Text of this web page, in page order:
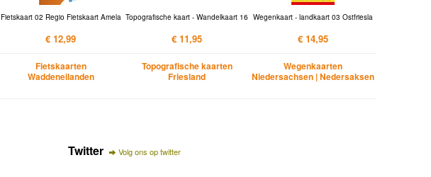
Fietskaart 02 Regio Fietskaart Amela
€ 12,99
Fietskaarten
Waddeneilanden
Topografische kaart - Wandelkaart 16
€ 11,95
Topografische kaarten
Friesland
Wegenkaart - landkaart 03 Ostfriesla
€ 14,95
Wegenkaarten
Niedersachsen | Nedersaksen
Twitter Volg ons op twitter